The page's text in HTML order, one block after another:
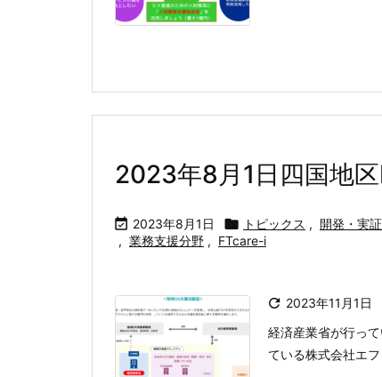
2023年8月1日四国地
 2023年8月1日  トピックス , 開発・実証
, 業務支援分野 , FTcare-i
 2023年11月1日
経済産業省が行っ
ている株式会社エ